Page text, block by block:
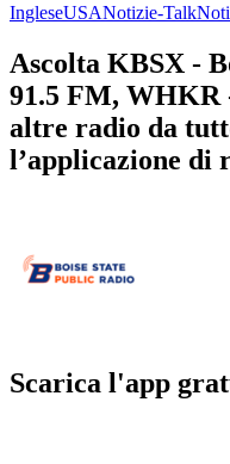
IngleseUSANotizie-Talk
Ascolta KBSX -
91.5 FM, WHKR
altre radio da
l’applicazione di
Scarica l'app